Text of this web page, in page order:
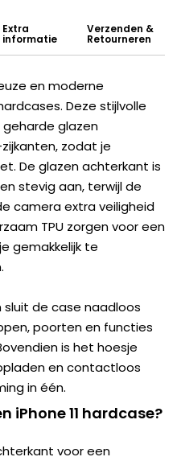
Extra
informatie
Verzenden &
Retourneren
en moderne
Deze stijlvolle
glazen
zodat je
De glazen achterkant is
stevig aan, terwijl de
camera extra veiligheid
TPU zorgen voor een
gemakkelijk te
de case naadloos
poorten en functies
is het hoesje
en contactloos
in één.
iPhone 11 hardcase?
voor een